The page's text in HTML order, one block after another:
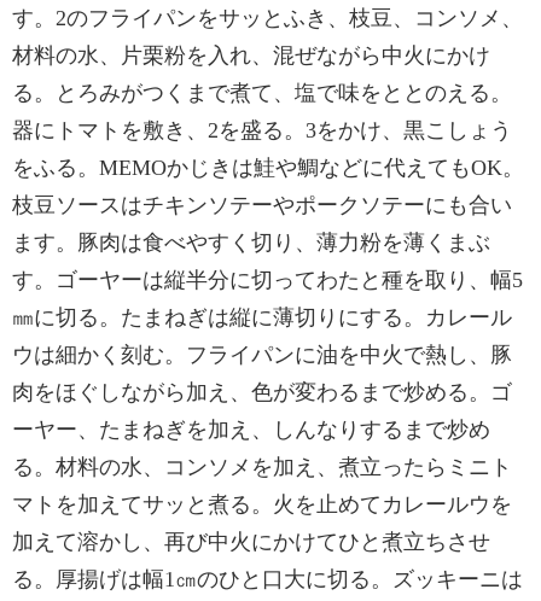
す。2のフライパンをサッとふき、枝豆、コンソメ、
材料の水、片栗粉を入れ、混ぜながら中火にかけ
る。とろみがつくまで煮て、塩で味をととのえる。
器にトマトを敷き、2を盛る。3をかけ、黒こしょう
をふる。MEMOかじきは鮭や鯛などに代えてもOK。
枝豆ソースはチキンソテーやポークソテーにも合い
ます。豚肉は食べやすく切り、薄力粉を薄くまぶ
す。ゴーヤーは縦半分に切ってわたと種を取り、幅5
㎜に切る。たまねぎは縦に薄切りにする。カレール
ウは細かく刻む。フライパンに油を中火で熱し、豚
肉をほぐしながら加え、色が変わるまで炒める。ゴ
ーヤー、たまねぎを加え、しんなりするまで炒め
る。材料の水、コンソメを加え、煮立ったらミニト
マトを加えてサッと煮る。火を止めてカレールウを
加えて溶かし、再び中火にかけてひと煮立ちさせ
る。厚揚げは幅1㎝のひと口大に切る。ズッキーニは